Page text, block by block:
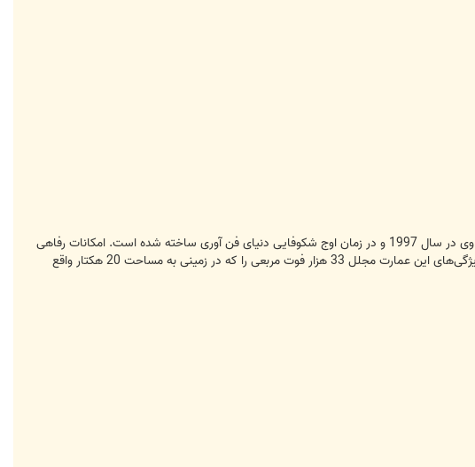
مایکل دل مدیر شرکت دل دومین تولید کننده بزرگ کامپیوترهای شخصی در جهان است. عمارت محل اقامت وی در سال 1997 و در زمان اوج شکوفایی دنیای فن آوری ساخته شده است. امکانات رفاهی
مختلف از قبیل اتاق کنفرانس، استخر روباز و مسقف، زمین بسکتبال و انواع اتاق‌های مختلف تنها بخشی از ویژگی‌های این عمارت مجلل 33 هزار فوت مربعی را که در زمینی به مساحت 20 هکتار واقع